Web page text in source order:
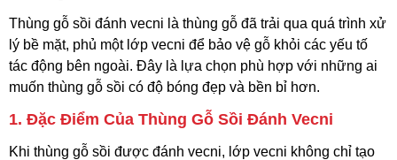
Thùng gỗ sồi đánh vecni là thùng gỗ đã trải qua quá trình xử
lý bề mặt, phủ một lớp vecni để bảo vệ gỗ khỏi các yếu tố
tác động bên ngoài. Đây là lựa chọn phù hợp với những ai
muốn thùng gỗ sồi có độ bóng đẹp và bền bỉ hơn.
1. Đặc Điểm Của Thùng Gỗ Sồi Đánh Vecni
Khi thùng gỗ sồi được đánh vecni, lớp vecni không chỉ tạo